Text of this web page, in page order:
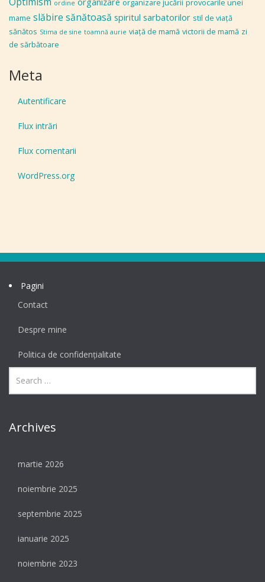
ordine organizare jucării provocarile unei
mame slăbire sănătoasă spiritul sarbatorilor stil de viaţă
sănătos Stima de sine toamnă aurie viaţă de mamă victorii de mamă zi
de sărbătoare
Meta
Autentificare
Flux intrări
Flux comentarii
WordPress.org
Pagini
Contact
Despre mine
Politica de confidențialitate
Archives
martie 2026
noiembrie 2025
septembrie 2025
ianuarie 2025
noiembrie 2023